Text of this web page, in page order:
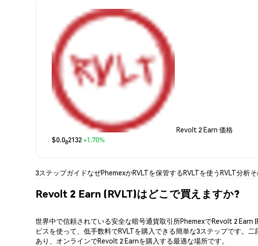
Revolt 2 Earn 価格
$0.082132+1.70%
3ステップガイドなぜPhemexかRVLTを保管するRVLTを使うRVLT分析
Revolt 2 Earn (RVLT)はどこで買えますか?
世界中で信頼されている安全な暗号通貨取引所PhemexでRevolt 2
ビスを使って、低手数料でRVLTを購入できる簡単な3ステップです。
あり、オンラインでRevolt 2 Earnを購入する最適な場所です。